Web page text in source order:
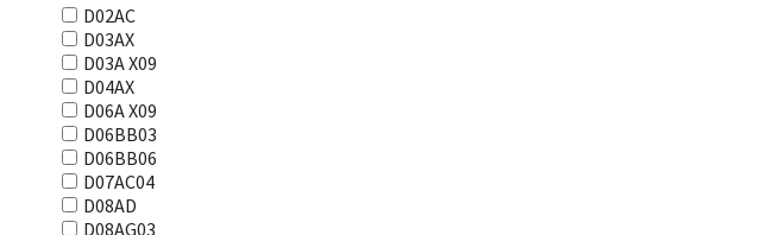
D02AC
D03AX
D03A X09
D04AX
D06A X09
D06BB03
D06BB06
D07AC04
D08AD
D08AG03